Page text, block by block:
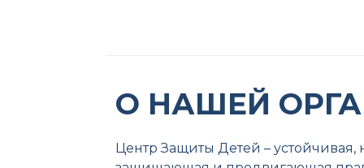
О НАШЕЙ
Центр Защиты Детей –